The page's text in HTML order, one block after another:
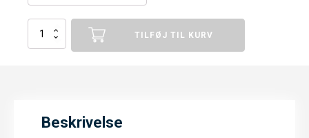
Ajax
MotionCam
HDR
TILFØJ TIL KURV
Beskrivelse